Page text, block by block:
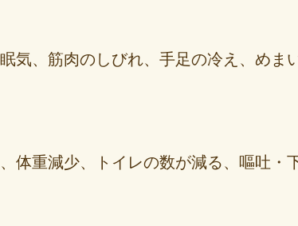
気、筋肉のしびれ、手足の冷え、めま
体重減少、トイレの数が減る、嘔吐・